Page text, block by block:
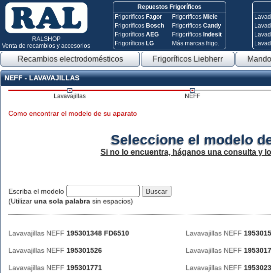
RALSHOP
Venta de recambios y accesorios
Repuestos Frigoríficos
Frigoríficos Fagor
Frigoríficos Bosch
FrigoríficosAEG
Frigoríficos LG
Frigoríficos Miele
FrigoríficosCandy
Frigoríficos Indesit
Más marcas frigo.
Recambios electrodomésticos Frigoríficos Liebherr
NEFF - LAVAVAJILLAS
Lavavajillas NEFF
Como encontrar el modelo de su aparato
Seleccione el modelo
Si no lo encuentra, háganos una consulta y
Escriba el modelo
(Utilizar una sola palabra sin espacios)
Lavavajillas NEFF 195301348 FD6510 Lavavajillas NEFF
Lavavajillas NEFF 195301526 Lavavajillas NEFF
Lavavajillas NEFF 195301771 Lavavajillas NEFF